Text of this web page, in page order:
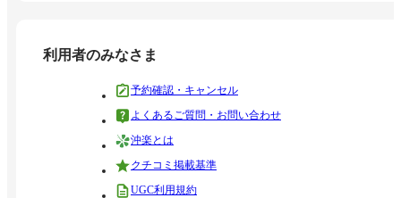
利用者のみなさま
予約確認・キャンセル
よくあるご質問・お問い合わせ
沖楽とは
クチコミ掲載基準
UGC利用規約